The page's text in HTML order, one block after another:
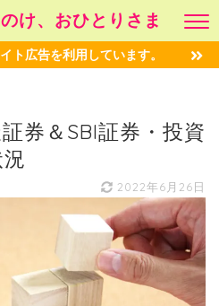
け、おひとりさま
ト広告を利用しています。
券＆SBI証券・投資
2022年6月26日